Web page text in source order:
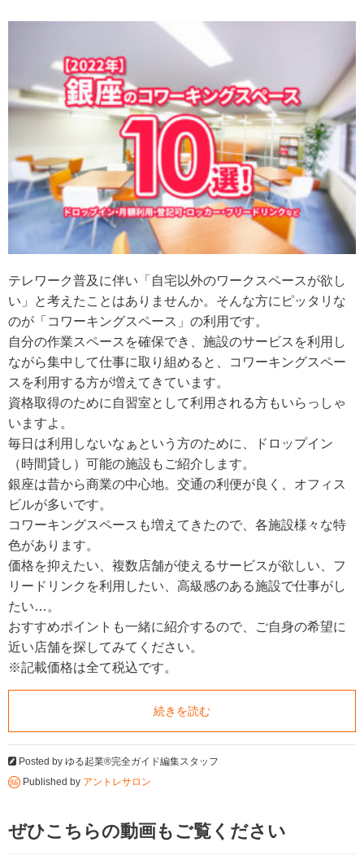
テレワーク普及に伴い「自宅以外のワークスペースが欲し
い」と考えたことはありませんか。そんな方にピッタリな
のが「コワーキングスペース」の利用です。
自分の作業スペースを確保でき、施設のサービスを利用し
ながら集中して仕事に取り組めると、コワーキングスペー
スを利用する方が増えてきています。
資格取得のために自習室として利用される方もいらっしゃ
いますよ。
毎日は利用しないなぁという方のために、ドロップイン
（時間貸し）可能の施設もご紹介します。
銀座は昔から商業の中心地。交通の利便が良く、オフィス
ビルが多いです。
コワーキングスペースも増えてきたので、各施設様々な特
色があります。
価格を抑えたい、複数店舗が使えるサービスが欲しい、フ
リードリンクを利用したい、高級感のある施設で仕事がし
たい…。
おすすめポイントも一緒に紹介するので、ご自身の希望に
近い店舗を探してみてください。
※記載価格は全て税込です。
続きを読む
Posted by ゆる起業®完全ガイド編集スタッフ
Published by アントレサロン
ぜひこちらの動画もご覧ください